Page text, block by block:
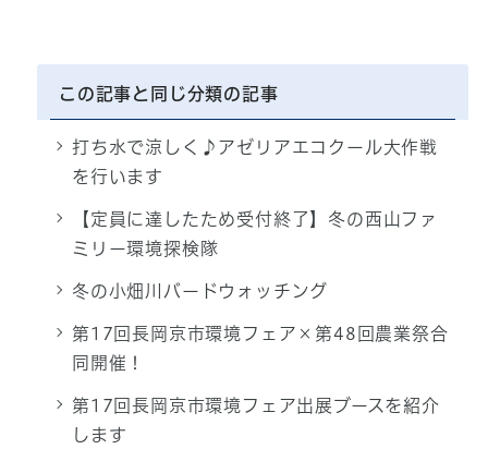
この記事と同じ分類の記事
打ち水で涼しく♪アゼリアエコクール大作戦
を行います
【定員に達したため受付終了】冬の西山ファ
ミリー環境探検隊
冬の小畑川バードウォッチング
第17回長岡京市環境フェア×第48回農業祭合
同開催！
第17回長岡京市環境フェア出展ブースを紹介
します